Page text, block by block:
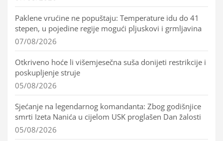
Paklene vrućine ne popuštaju: Temperature idu do 41
stepen, u pojedine regije mogući pljuskovi i grmljavina
07/08/2026
Otkriveno hoće li višemjesečna suša donijeti restrikcije i
poskupljenje struje
05/08/2026
Sjećanje na legendarnog komandanta: Zbog godišnjice
smrti Izeta Nanića u cijelom USK proglašen Dan žalosti
05/08/2026